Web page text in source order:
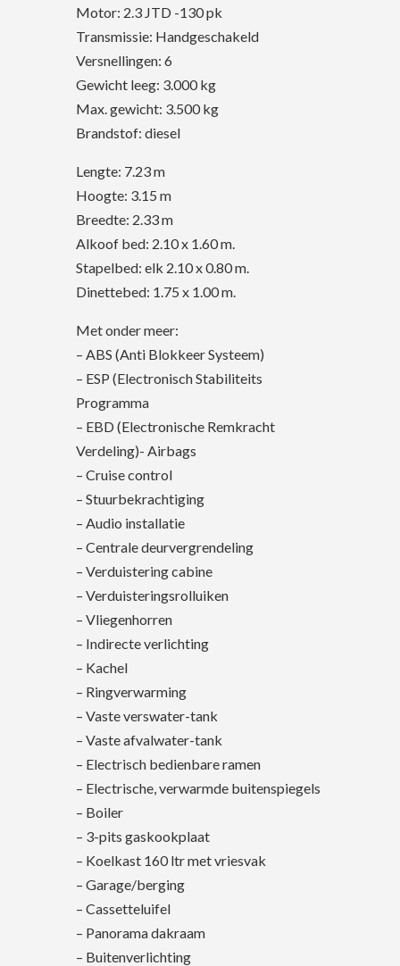
Motor: 2.3 JTD -130 pk
Transmissie: Handgeschakeld
Versnellingen: 6
Gewicht leeg: 3.000 kg
Max. gewicht: 3.500 kg
Brandstof: diesel
Lengte: 7.23 m
Hoogte: 3.15 m
Breedte: 2.33 m
Alkoof bed: 2.10 x 1.60 m.
Stapelbed: elk 2.10 x 0.80 m.
Dinettebed: 1.75 x 1.00 m.
Met onder meer:
– ABS (Anti Blokkeer Systeem)
– ESP (Electronisch Stabiliteits
Programma
– EBD (Electronische Remkracht
Verdeling)- Airbags
– Cruise control
– Stuurbekrachtiging
– Audio installatie
– Centrale deurvergrendeling
– Verduistering cabine
– Verduisteringsrolluiken
– Vliegenhorren
– Indirecte verlichting
– Kachel
– Ringverwarming
– Vaste verswater-tank
– Vaste afvalwater-tank
– Electrisch bedienbare ramen
– Electrische, verwarmde buitenspiegels
– Boiler
– 3-pits gaskookplaat
– Koelkast 160 ltr met vriesvak
– Garage/berging
– Cassetteluifel
– Panorama dakraam
– Buitenverlichting